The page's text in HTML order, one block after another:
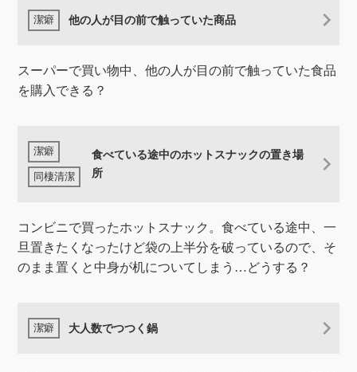
他の人が目の前で触っていた商品
スーパーで買い物中、他の人が目の前で触っていた食品
を購入できる？
食べている途中のホットスナックの置き場
所
コンビニで買ったホットスナック。食べている途中、一
旦置きたくなったけど袋の上半分を破っているので、そ
のまま置くと中身が机についてしまう…どうする？
大人数でつつく鍋